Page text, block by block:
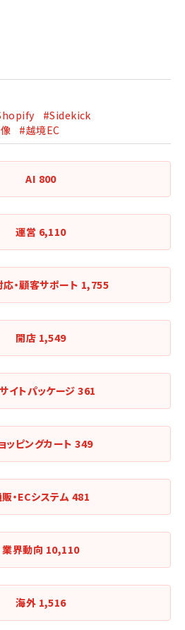
#Sidekick
#越境EC
AI 800
運営 6,110
・顧客サポート 1,755
開店 1,549
イトパッケージ361
ッピングカート349
・ECシステム 481
業界動向 10,110
海外 1,516